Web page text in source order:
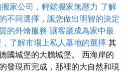
家公司，輕鬆搬家無壓力 了解
不同選擇，讓您做出明智的決定
的外燴服務 讓客廳成為家中最
了解市場上私人墓地的選擇 其
國城堡的大膽城堡。 西海岸的
發現而完成，那裡的大自然和現